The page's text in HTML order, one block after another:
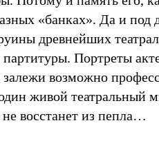
«банках». Да и
древнейших
Портреты
возможно
живой театральный
восстанет из пепла…